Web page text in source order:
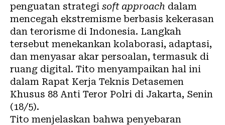
penguatan strategi soft approach dalam
mencegah ekstremisme berbasis kekerasan
dan terorisme di Indonesia. Langkah
tersebut menekankan kolaborasi, adaptasi,
dan menyasar akar persoalan, termasuk di
ruang digital. Tito menyampaikan hal ini
dalam Rapat Kerja Teknis Detasemen
Khusus 88 Anti Teror Polri di Jakarta, Senin
(18/5).
Tito menjelaskan bahwa penyebaran